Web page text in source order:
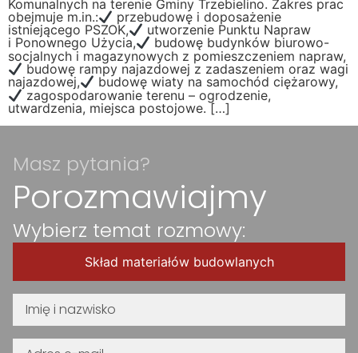
Komunalnych na terenie Gminy Trzebielino. Zakres prac
obejmuje m.in.:
przebudowę i doposażenie
istniejącego PSZOK,
utworzenie Punktu Napraw
i Ponownego Użycia,
budowę budynków biurowo-
socjalnych i magazynowych z pomieszczeniem napraw,
budowę rampy najazdowej z zadaszeniem oraz wagi
najazdowej,
budowę wiaty na samochód ciężarowy,
zagospodarowanie terenu – ogrodzenie,
utwardzenia, miejsca postojowe. […]
Masz pytania?
Porozmawiajmy
Wybierz temat rozmowy:
Skład materiałów budowlanych